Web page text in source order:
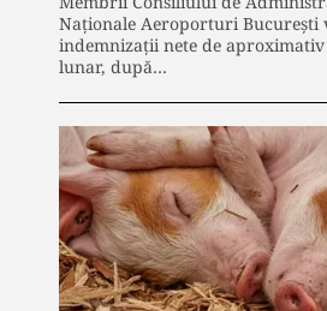
Naționale Aeroporturi București
indemnizații nete de aproximativ
lunar, după…